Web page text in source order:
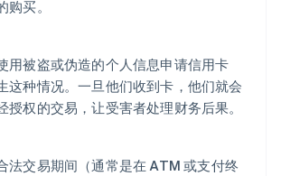
买。
用被盗或伪造的个人信息申请信用卡
这种情况。一旦他们收到卡，他们就会
授权的交易，让受害者处理财务后果。
法交易期间（通常是在 ATM 或支付终